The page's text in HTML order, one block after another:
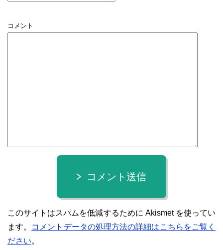
コメント
コメント送信
このサイトはスパムを低減するために Akismet を使ってい
ます。
コメントデータの処理方法の詳細はこちらをご覧く
ださい。